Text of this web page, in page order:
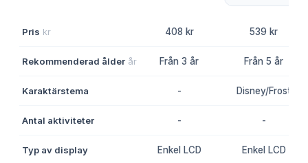
Pris kr 408 kr 539 kr
Rekommenderad ålder år Från 3 år Från 5 år
Karaktärstema - Disney/Frost
Antal aktiviteter - -
Typ av display Enkel LCD Enkel LCD